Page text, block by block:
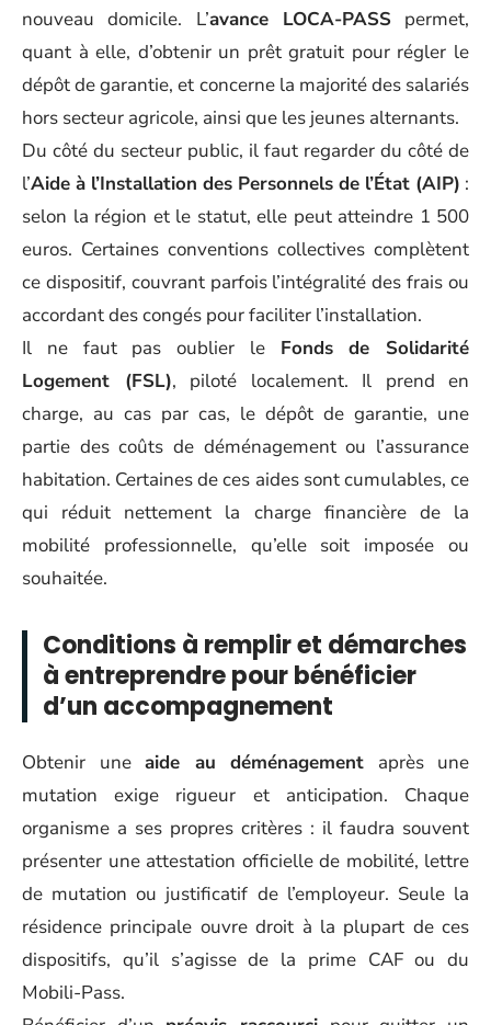
nouveau domicile. L’avance LOCA-PASSpermet,
quant à elle, d’obtenir un prêt gratuit pour régler le
dépôt de garantie, et concerne la majorité des salariés
hors secteur agricole, ainsi que les jeunes alternants.
Du côté du secteur public, il faut regarder du côté de
l’Aide à l’Installation des Personnels de l’État (AIP) :
selon la région et le statut, elle peut atteindre 1 500
euros. Certaines conventions collectives complètent
ce dispositif, couvrant parfois l’intégralité des frais ou
accordant des congés pour faciliter l’installation.
Il ne faut pas oublier le Fonds de Solidarité
Logement (FSL), piloté localement. Il prend en
charge, au cas par cas, le dépôt de garantie, une
partie des coûts de déménagement ou l’assurance
habitation. Certaines de ces aides sont cumulables, ce
qui réduit nettement la charge financière de la
mobilité professionnelle, qu’elle soit imposée ou
souhaitée.
Conditions à remplir et démarches
à entreprendre pour bénéficier
d’un accompagnement
Obtenir une aide au déménagement après une
mutation exige rigueur et anticipation. Chaque
organisme a ses propres critères : il faudra souvent
présenter une attestation officielle de mobilité, lettre
de mutation ou justificatif de l’employeur. Seule la
résidence principale ouvre droit à la plupart de ces
dispositifs, qu’il s’agisse de la prime CAF ou du
Mobili-Pass.